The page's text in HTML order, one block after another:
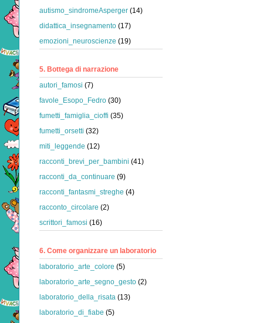
autismo_sindromeAsperger (14)
didattica_insegnamento (17)
emozioni_neuroscienze (19)
5. Bottega di narrazione
autori_famosi (7)
favole_Esopo_Fedro (30)
fumetti_famiglia_cioffi (35)
fumetti_orsetti (32)
miti_leggende (12)
racconti_brevi_per_bambini (41)
racconti_da_continuare (9)
racconti_fantasmi_streghe (4)
racconto_circolare (2)
scrittori_famosi (16)
6. Come organizzare un laboratorio
laboratorio_arte_colore (5)
laboratorio_arte_segno_gesto (2)
laboratorio_della_risata (13)
laboratorio_di_fiabe (5)